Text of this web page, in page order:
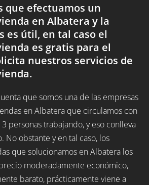
que efectuamos un
en Albatera y la
es útil, en tal caso el
es gratis para el
nuestros servicios de
que somos una de las empresas
en Albatera que circulamos con
personas trabajando, y eso conlleva
No obstante y en tal caso, los
que solucionamos en Albatera los
moderadamente económico,
barato, prácticamente viene a